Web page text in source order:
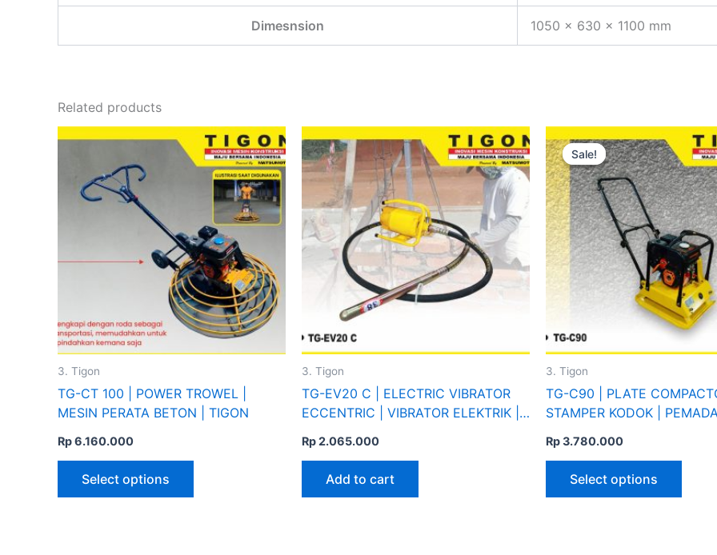
Dimesnsion 1050 x 630 x 1100 mm
Related products
3. Tigon
TG-CT 100 | POWER TROWEL |
MESIN PERATA BETON | TIGON
Rp6.160.000
Select options
This
product
has
multiple
variants.
The
options
may
be
chosen
product
page
3. Tigon
TG-EV20 C | ELECTRIC VIBRATOR
ECCENTRIC | VIBRATOR ELEKTRIK |
Rp2.065.000
Add to cart
Sale!
Sale!
3. Tigon
TG-C90 | PLATE
STAMPER KODOK |
Rp3.780.000
Select options
This
has
The
may
be
page